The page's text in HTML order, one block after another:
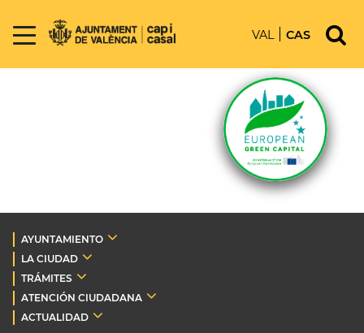
VAL CAS
AYUNTAMIENTO
LA CIUDAD
TRÁMITES
ATENCIÓN CIUDADANA
ACTUALIDAD